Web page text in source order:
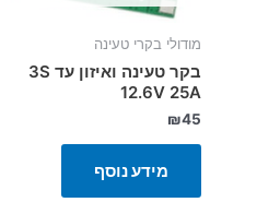
מודולי בקרי טעינה
בקר טעינה ואיזון עד 3S
12.6V 25A
₪45
מידע נוסף